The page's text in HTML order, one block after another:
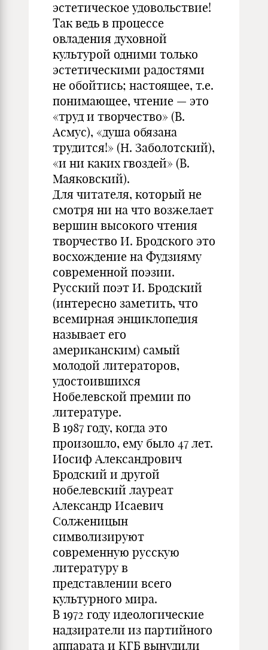
эстетическое удовольствие!
Так ведь в процессе
овладения духовной
культурой одними только
эстетическими радостями
не обойтись; настоящее, т.е.
понимающее, чтение — это
«труд и творчество» (В.
Асмус), «душа обязана
трудится!» (Н. Заболотский),
«и ни каких гвоздей» (В.
Маяковский).
Для читателя, который не
смотря ни на что возжелает
вершин высокого чтения
творчество И. Бродского это
восхождение на Фудзияму
современной поэзии.
Русский поэт И. Бродский
(интересно заметить, что
всемирная энциклопедия
называет его
американским) самый
молодой литераторов,
удостоившихся
Нобелевской премии по
литературе.
В 1987 году, когда это
произошло, ему было 47 лет.
Иосиф Александрович
Бродский и другой
нобелевский лауреат
Александр Исаевич
Солженицын
символизируют
современную русскую
литературу в
представлении всего
культурного мира.
В 1972 году идеологические
надзиратели из партийного
аппарата и КГБ вынудили